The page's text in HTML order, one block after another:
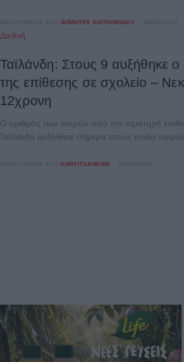
ΑΝΑΡΤΉΘΗΚΕ ΑΠΌ ΔΉΜΗΤΡΑ ΚΑΤΡΑΜΆΔΟΥ
Διεθνή
Ταϊλάνδη: Στους 9 αυξήθηκε
της επίθεσης σε σχολείο –
12χρονη
Ο αριθμός των νεκρών από την αιματηρή
Ταϊλάνδη αυξήθηκε σήμερα στους εννέα
KARFITSANEWS